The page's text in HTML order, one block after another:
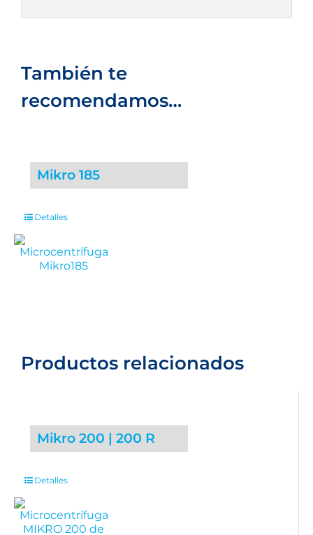
También te
recomendamos…
Mikro 185
Detalles
Productos relacionados
Mikro 200 | 200 R
Detalles